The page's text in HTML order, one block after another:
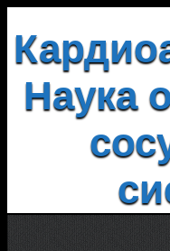
Наука